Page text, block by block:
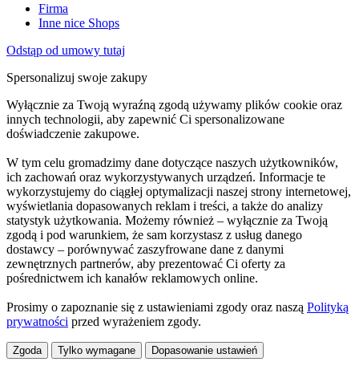
Firma
Inne nice Shops
Odstąp od umowy tutaj
Spersonalizuj swoje zakupy
Wyłącznie za Twoją wyraźną zgodą używamy plików cookie oraz
innych technologii, aby zapewnić Ci spersonalizowane
doświadczenie zakupowe.
W tym celu gromadzimy dane dotyczące naszych użytkowników,
ich zachowań oraz wykorzystywanych urządzeń. Informacje te
wykorzystujemy do ciągłej optymalizacji naszej strony internetowej,
wyświetlania dopasowanych reklam i treści, a także do analizy
statystyk użytkowania. Możemy również – wyłącznie za Twoją
zgodą i pod warunkiem, że sam korzystasz z usług danego
dostawcy – porównywać zaszyfrowane dane z danymi
zewnętrznych partnerów, aby prezentować Ci oferty za
pośrednictwem ich kanałów reklamowych online.
Prosimy o zapoznanie się z ustawieniami zgody oraz naszą Polityką
prywatności przed wyrażeniem zgody.
Zgoda Tylko wymagane Dopasowanie ustawień